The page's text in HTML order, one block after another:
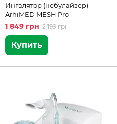
Ингалятор (небулайзер)
ArhiMED MESH Pro
1 849 грн 2 199 грн
Купить